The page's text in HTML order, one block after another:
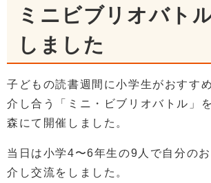
ミニビブリオバト
しました
子どもの読書週間に小学生がおすす
介し合う「ミニ・ビブリオバトル」
森にて開催しました。
当日は小学4〜6年生の9人で自分の
介し交流をしました。